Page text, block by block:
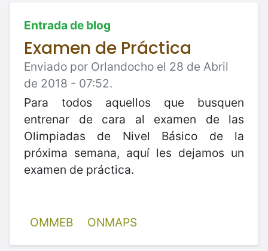
Entrada de blog
Examen de Práctica
Enviado por Orlandocho el 28 de Abril
de 2018 - 07:52.
Para todos aquellos que busquen
entrenar de cara al examen de las
Olimpiadas de Nivel Básico de la
próxima semana, aquí les dejamos un
examen de práctica.
OMMEB ONMAPS